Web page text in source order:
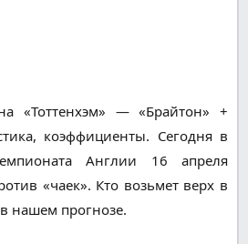
«Тоттенхэм» — «Брайтон» +
коэффициенты. Сегодня в
Англии 16 апреля
«чаек». Кто возьмет верх в
нашем прогнозе.